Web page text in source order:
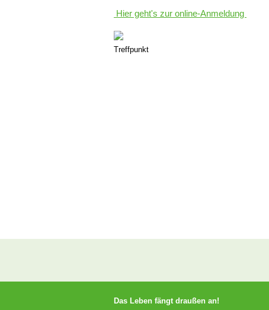
Hier geht's zur online-Anmeldung
Treffpunkt
Das Leben fängt draußen an!